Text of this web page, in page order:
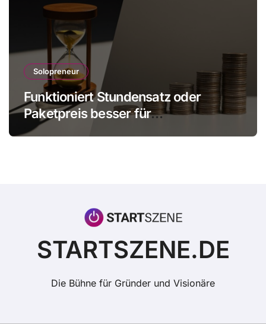
Solopreneur
Funktioniert Stundensatz oder
Paketpreis besser für
Einzelunternehmer?
STARTSZENE.DE
Die Bühne für Gründer und Visionäre